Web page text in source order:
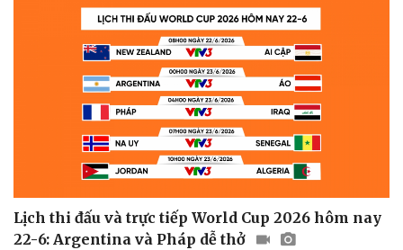
Lịch thi đấu và trực tiếp World Cup 2026 hôm nay
22-6: Argentina và Pháp dễ thở